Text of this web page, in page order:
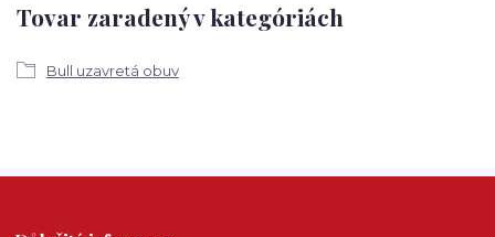
Tovar zaradený v kategóriách
Bull uzavretá obuv